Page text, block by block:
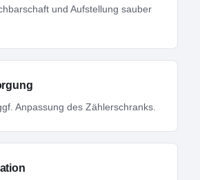
und Aufstellung sauber
Anpassung des Zählerschranks.